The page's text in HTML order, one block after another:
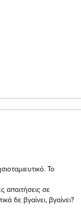
Το
απαιτήσεις σε
δε βγαίνει, βγαίνει?